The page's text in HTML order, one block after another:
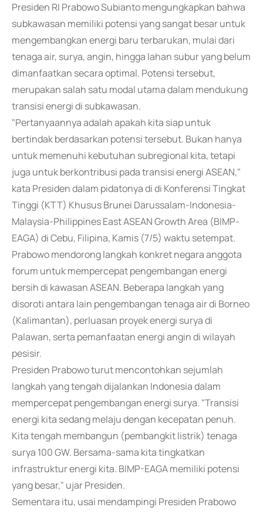
Presiden RI Prabowo Subianto mengungkapkan bahwa
subkawasan memiliki potensi yang sangat besar untuk
mengembangkan energi baru terbarukan, mulai dari
tenaga air, surya, angin, hingga lahan subur yang belum
dimanfaatkan secara optimal. Potensi tersebut,
merupakan salah satu modal utama dalam mendukung
transisi energi di subkawasan.
"Pertanyaannya adalah apakah kita siap untuk
bertindak berdasarkan potensi tersebut. Bukan hanya
untuk memenuhi kebutuhan subregional kita, tetapi
juga untuk berkontribusi pada transisi energi ASEAN,"
kata Presiden dalam pidatonya di di Konferensi Tingkat
Tinggi (KTT) Khusus Brunei Darussalam-Indonesia-
Malaysia-Philippines East ASEAN Growth Area (BIMP-
EAGA) di Cebu, Filipina, Kamis (7/5) waktu setempat.
Prabowo mendorong langkah konkret negara anggota
forum untuk mempercepat pengembangan energi
bersih di kawasan ASEAN. Beberapa langkah yang
disoroti antara lain pengembangan tenaga air di Borneo
(Kalimantan), perluasan proyek energi surya di
Palawan, serta pemanfaatan energi angin di wilayah
pesisir.
Presiden Prabowo turut mencontohkan sejumlah
langkah yang tengah dijalankan Indonesia dalam
mempercepat pengembangan energi surya. "Transisi
energi kita sedang melaju dengan kecepatan penuh.
Kita tengah membangun (pembangkit listrik) tenaga
surya 100 GW. Bersama-sama kita tingkatkan
infrastruktur energi kita. BIMP-EAGA memiliki potensi
yang besar," ujar Presiden.
Sementara itu, usai mendampingi Presiden Prabowo